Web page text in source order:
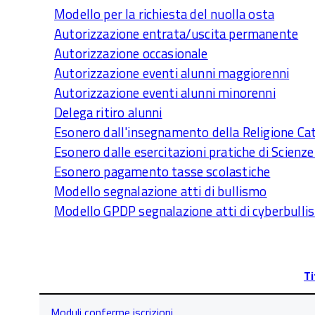
Modello per la richiesta del nuolla osta
Autorizzazione entrata/uscita permanente
Autorizzazione occasionale
Autorizzazione eventi alunni maggiorenni
Autorizzazione eventi alunni minorenni
Delega ritiro alunni
Esonero dall'insegnamento della Religione
Esonero dalle esercitazioni pratiche di
Esonero pagamento tasse scolastiche
Modello segnalazione atti di bullismo
Modello GPDP segnalazione atti di